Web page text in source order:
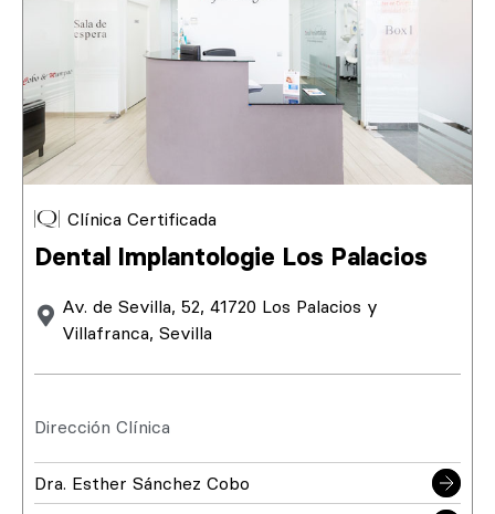
Clínica Certificada
Dental Implantologie Los Palacios
Av. de Sevilla, 52, 41720 Los Palacios y
Villafranca, Sevilla
Dirección Clínica
Dra. Esther Sánchez Cobo